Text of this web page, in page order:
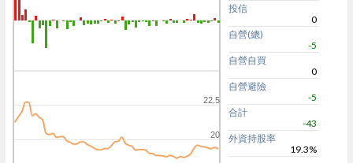
20
22.5
投信
0
自營(總)
-5
自營自買
0
自營避險
-5
合計
-43
外資持股率
19.3%